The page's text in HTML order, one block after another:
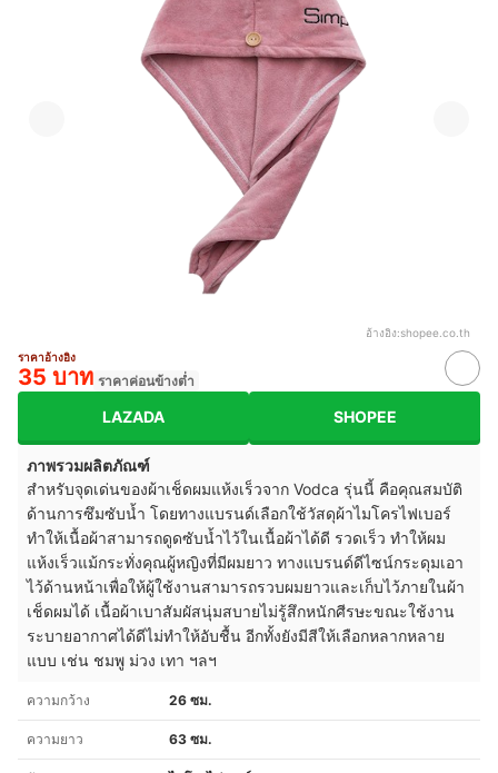
อ้างอิง:shopee.co.th
ราคาอ้างอิง
35 บาท ราคาค่อนข้างต่ำ
LAZADA SHOPEE
ภาพรวมผลิตภัณฑ์
สำหรับจุดเด่นของผ้าเช็ดผมแห้งเร็วจาก Vodca รุ่นนี้ คือคุณสมบัติ
ด้านการซึมซับน้ำ โดยทางแบรนด์เลือกใช้วัสดุผ้าไมโครไฟเบอร์
ทำให้เนื้อผ้าสามารถดูดซับน้ำไว้ในเนื้อผ้าได้ดี รวดเร็ว ทำให้ผม
แห้งเร็วแม้กระทั่งคุณผู้หญิงที่มีผมยาว ทางแบรนด์ดีไซน์กระดุมเอา
ไว้ด้านหน้าเพื่อให้ผู้ใช้งานสามารถรวบผมยาวและเก็บไว้ภายในผ้า
เช็ดผมได้ เนื้อผ้าเบาสัมผัสนุ่มสบายไม่รู้สึกหนักศีรษะขณะใช้งาน
ระบายอากาศได้ดีไม่ทำให้อับชื้น อีกทั้งยังมีสีให้เลือกหลากหลาย
แบบ เช่น ชมพู ม่วง เทา ฯลฯ
ความกว้าง 26 ซม.
ความยาว 63 ซม.